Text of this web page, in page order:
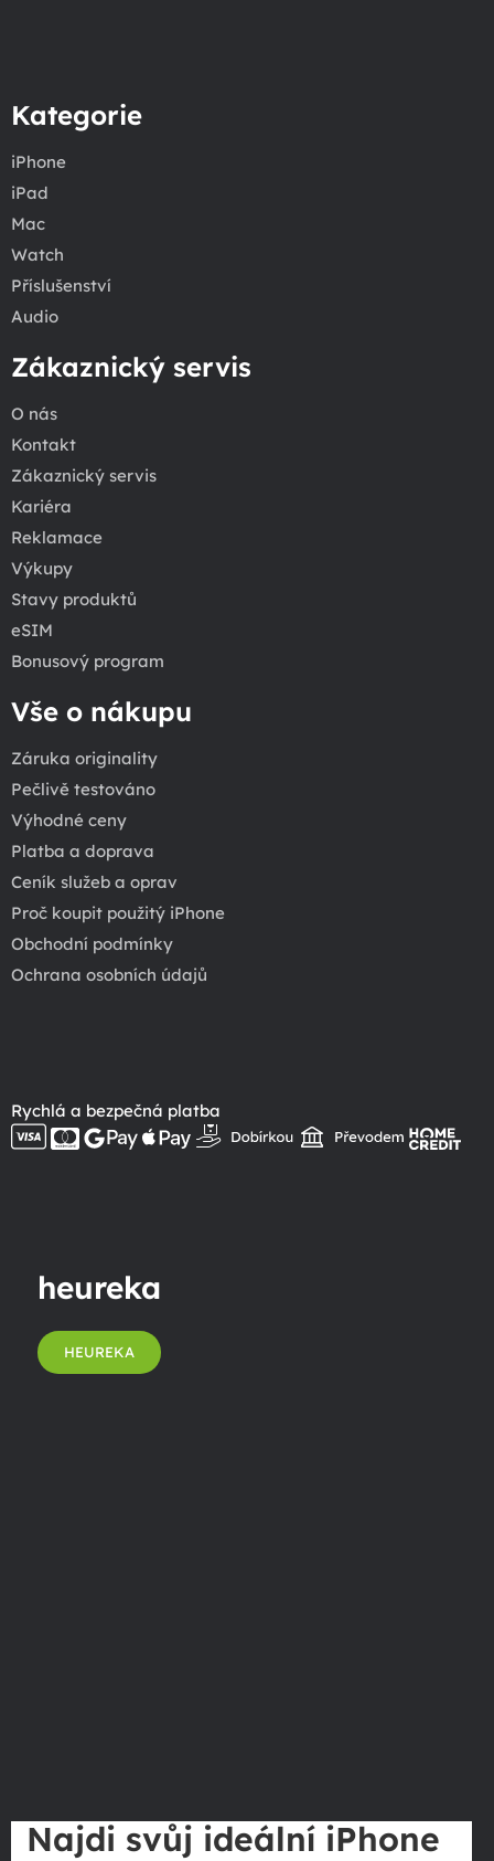
Kategorie
iPhone
iPad
Mac
Watch
Příslušenství
Audio
Zákaznický servis
O nás
Kontakt
Zákaznický servis
Kariéra
Reklamace
Výkupy
Stavy produktů
eSIM
Bonusový program
Vše o nákupu
Záruka originality
Pečlivě testováno
Výhodné ceny
Platba a doprava
Ceník služeb a oprav
Proč koupit použitý iPhone
Obchodní podmínky
Ochrana osobních údajů
Rychlá a bezpečná platba
heureka
HEUREKA
Najdi svůj ideální iPhone